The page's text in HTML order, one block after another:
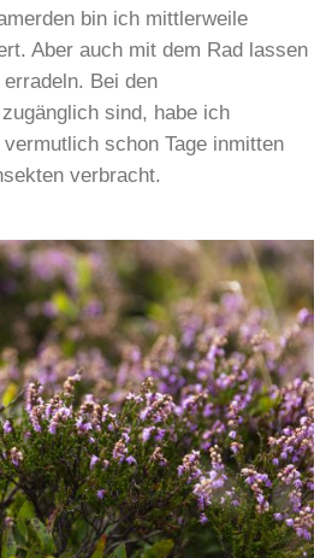
bin ich mittlerweile
Aber auch mit dem Rad lassen
Bei den
sind, habe ich
schon Tage inmitten
verbracht.